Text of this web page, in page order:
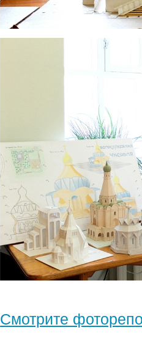
Смотрите